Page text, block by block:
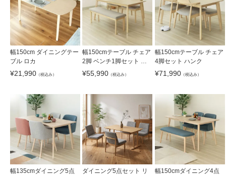
幅150cm ダイニングテー
ブル ロカ
¥21,990 （税込み）
幅150cmテーブル チェア
2脚 ベンチ1脚セット ハ
ンク
¥55,990 （税込み）
幅150cmテーブル チェア
4脚セット ハンク
¥71,990（税込み）
幅135cmダイニング5点
ダイニング5点セット リ
幅150cmダイニング4点